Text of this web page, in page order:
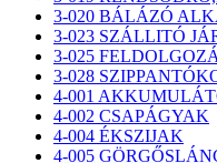
3-020 BÁLÁZÓ
3-023 SZÁLLITÓ
3-025
3-028
4-001
4-002 CSAPÁGYAK
4-004 ÉKSZIJAK
4-005